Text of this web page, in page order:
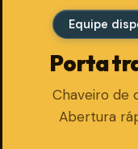
Equipe
Porta
Chaveiro de
Abertura